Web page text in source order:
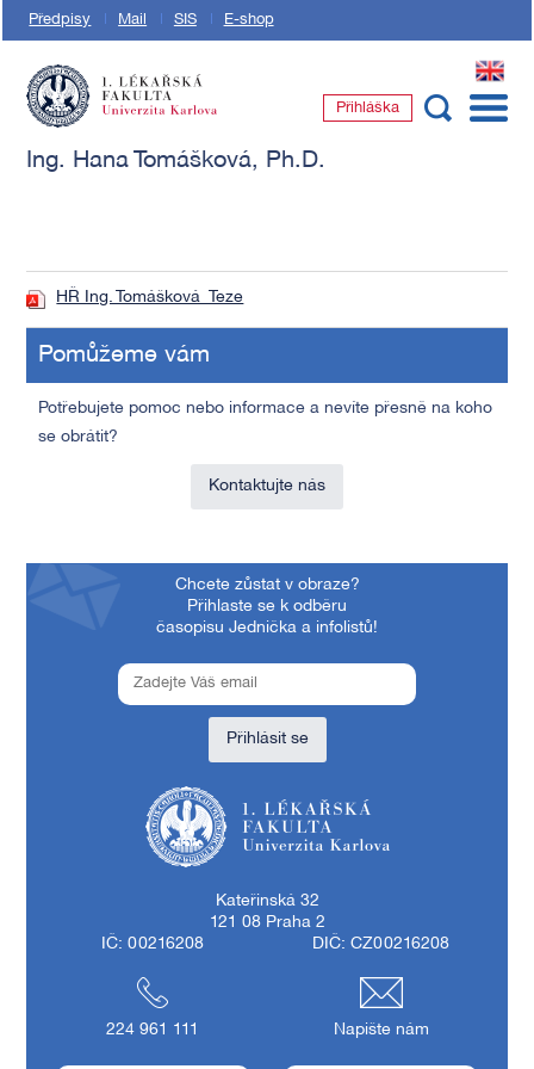
Předpisy Mail SIS E-shop
EN
Přihláška
Ing. Hana Tomášková, Ph.D.
HŘ Ing. Tomášková_Teze
Pomůžeme vám
Potřebujete pomoc nebo informace a nevíte přesně na koho
se obrátit?
Kontaktujte nás
Chcete zůstat v obraze?
Přihlaste se k odběru
časopisu Jednička a infolistů!
Přihlásit se
Kateřinská 32
121 08 Praha 2
IČ: 00216208
DIČ: CZ00216208
224 961 111 Napište nám